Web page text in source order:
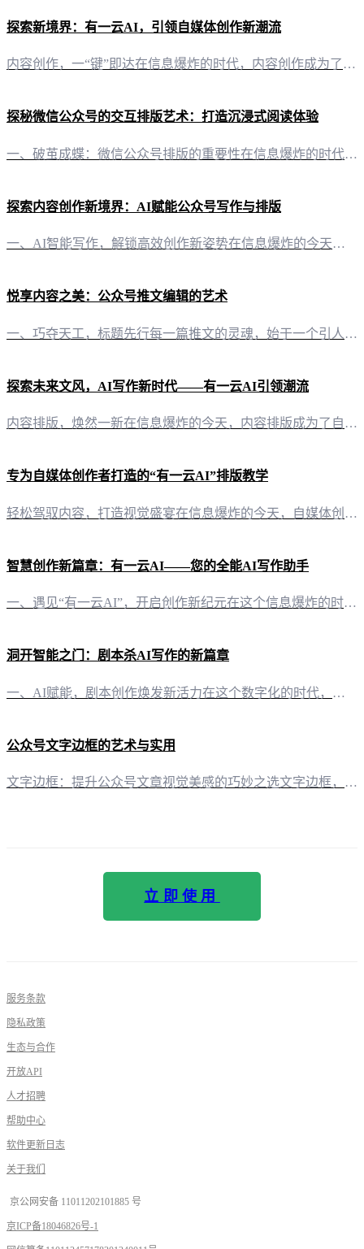
探索新境界：有一云AI，引领自媒体创作新潮流
内容创作，一“键”即达在信息爆炸的时代，内容创作成为了自媒体的核心竞争力。而“有一云AI”，这款创新型AI智能写作+排版软件，正以其卓越的性能，为自媒体创作者开辟了一条高效便捷的创作之路。 排版之美，千变万化好的内容需要好的呈现。在内容排版方面，“有一云AI”提供涵盖标题、内容、图文、分隔、引导等五大类的数千款装修皮肤，让您的文章如同艺术品，每一处细节都充满魅力。 平台兼容，无缝对接无论是公众号
探秘微信公众号的交互排版艺术：打造沉浸式阅读体验
一、破茧成蝶：微信公众号排版的重要性在信息爆炸的时代，如何让内容脱颖而出，吸引读者的目光，成为了自媒体创作者们共同面临的挑战。微信公众号，作为我国最受欢迎的自媒体平台之一，其内容排版的重要性不言而喻。它不仅关乎视觉审美，更关乎内容的传播效果。 二、有一云AI：AI智能写作+排版，助你一臂之力在这个数字化时代，有一云AI应运而生，成为自媒体创作者的得力助手。这款创新型AI智能写作+排版软件，凭借其
探索内容创作新境界：AI赋能公众号写作与排版
一、AI智能写作，解锁高效创作新姿势在信息爆炸的今天，内容创作已成为自媒体的核心竞争力。而“有一云AI”的出现，无疑为公众号创作者们带来了一场革命。这款创新型的AI智能写作+排版软件，以其前沿的技术服务，将创作需求自动化，为自媒体创作者们打开了高效创作的新篇章。 二、内容排版，千款皮肤任你挑选一篇优秀的公众号文章，不仅内容要优质，排版同样至关重要。在“有一云AI”的加持下，创作者们可以轻松驾驭五
悦享内容之美：公众号推文编辑的艺术
一、巧夺天工，标题先行每一篇推文的灵魂，始于一个引人入胜的标题。在“有一云AI”的助力下，创作者可以轻松构思出兼具吸引力与关键词密度的标题，为读者的第一印象加分。 二、图文并茂，排版巧思“有一云AI”提供千款装修皮肤，涵盖标题、内容、图文、分隔、引导等五大类，数千款选择，让您的公众号推文在视觉上独具一格，内容与形式完美融合。 三、内容为王，创作无忧无论是公众号、头条号，还是小红书、百家号，甚至知
探索未来文风，AI写作新时代——有一云AI引领潮流
内容排版，焕然一新在信息爆炸的今天，内容排版成为了自媒体创作者们关注的焦点。有一云AI以匠心独运的设计理念，为创作者们打造了数千款装修皮肤，涵盖标题、内容、图文、分隔、引导等五大类，让每一篇作品都如同艺术品般精致。 创作无忧，一“键”生成面对纷繁复杂的自媒体平台，有一云AI以兼容并包的姿态，支持公众号、头条号、小红书、百家号、知乎、企鹅号、搜狐号、新浪头条、百度文库等多家自媒体平台，让创作者们轻
专为自媒体创作者打造的“有一云AI”排版教学
轻松驾驭内容，打造视觉盛宴在信息爆炸的今天，自媒体创作者们面临着巨大的挑战，如何在众多内容中脱颖而出，吸引读者的目光？这就需要我们掌握一门艺术——公众号排版。今天，我们将带领您走进“有一云AI”的世界，探索如何利用这款创新型AI智能写作+排版软件，轻松驾驭内容，打造视觉盛宴。 一、千款模板，一键定制风格“有一云AI”在内容排版方面，提供了包含标题、内容、图文、分隔、引导五大类数千款装修皮肤。无论
智慧创作新篇章：有一云AI——您的全能AI写作助手
一、遇见“有一云AI”，开启创作新纪元在这个信息爆炸的时代，内容创作的重要性不言而喻。而“有一云AI”正是为了满足这一需求而生的。这款创新型AI智能写作+排版软件，以其卓越的性能，成为自媒体创作者的得力助手。 二、智能排版，创意无限“有一云AI”在内容排版方面，提供了包含标题、内容、图文、分隔、引导五大类数千款装修皮肤。无论是简约大气，还是个性鲜明，都能在这里找到心仪的设计。让您的每一篇文章都焕
洞开智能之门：剧本杀AI写作的新篇章
一、AI赋能，剧本创作焕发新活力在这个数字化的时代，技术的进步正在改变着我们的生活方式，其中就包括了剧本创作这一领域。有一种新型的AI智能写作工具——有一云AI，正在成为剧本杀创作的新宠，为创作者们带来前所未有的便捷和灵感。 二、五大板块，全面助力剧本创作 1. 内容排版，千款皮肤，风格百变“有一云AI”在内容排版方面独具匠心，提供包含标题、内容、图文、分隔、引导五大类数千款装修皮肤可供使用。无
公众号文字边框的艺术与实用
文字边框：提升公众号文章视觉美感的巧妙之选文字边框，这个看似微不足道的设计元素，却在公众号文章的排版中扮演着举足轻重的角色。它如同画框，为文字内容勾勒出一道独特的风景线，让文章瞬间焕发活力。 “有一云AI”：智能化排版，让文字边框设计不再繁琐在众多公众号运营者中，或许有人为设计合适的文字边框而烦恼。如今，“有一云AI”智能写作+排版软件的出现，为这一难题提供了完美的解决方案。 内容排版，千款边框
立即使用
服务条款
隐私政策
生态与合作
开放API
人才招聘
帮助中心
软件更新日志
关于我们
京公网安备 11011202101885 号
京ICP备18046826号-1